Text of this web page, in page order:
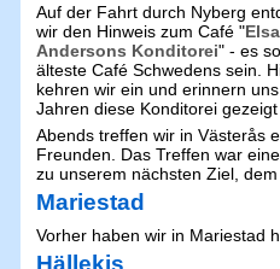
Auf der Fahrt durch Nyberg
wir den Hinweis zum Café "
Andersons Konditorei" - es
älteste Café Schwedens sein.
kehren wir ein und erinnern
Jahren diese Konditorei gezeigt
Abends treffen wir in Västerås
Freunden. Das Treffen war
zu unserem nächsten Ziel, dem
Mariestad
Vorher haben wir in Mariestad
Hällekis